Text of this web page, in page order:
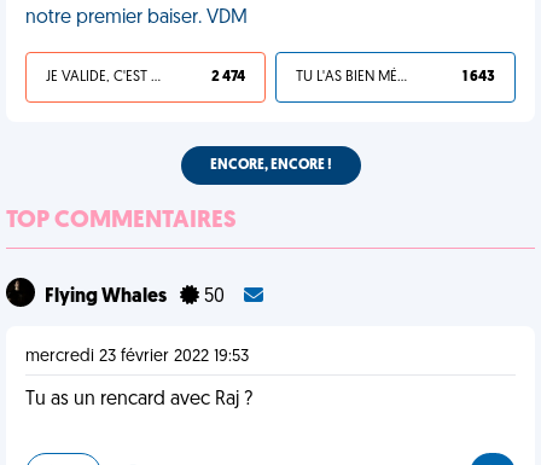
notre premier baiser. VDM
JE VALIDE, C'EST UNE VDM 2 474 TU L'AS BIEN MÉRITÉ 1 643
ENCORE, ENCORE !
TOP COMMENTAIRES
Flying Whales 50
mercredi 23 février 2022 19:53
Tu as un rencard avec Raj ?